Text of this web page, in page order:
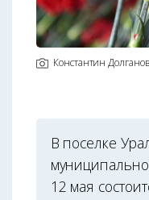
Константин
В поселке
12 мая